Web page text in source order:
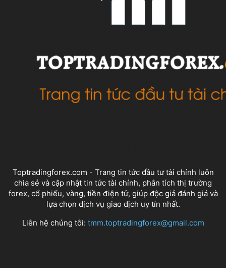
Toptradingforex.com - Trang tin tức đầu tư tài chính luôn
chia sẻ và cập nhật tin tức tài chính, phân tích thị trường
forex, cổ phiếu, vàng, tiền điện tử, giúp độc giả đánh giá và
lựa chọn dịch vụ giao dịch uy tín nhất.
Liên hệ chúng tôi: tmm.toptradingforex@gmail.com